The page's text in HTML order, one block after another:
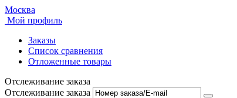
Москва
Мой профиль
Заказы
Список сравнения
Отложенные товары
Отслеживание заказа
Отслеживание заказа